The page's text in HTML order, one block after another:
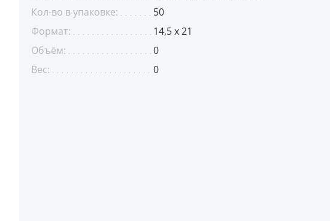
Кол-во в упаковке:
50
Формат:
14,5 х 21
Объём:
0
Вес:
0